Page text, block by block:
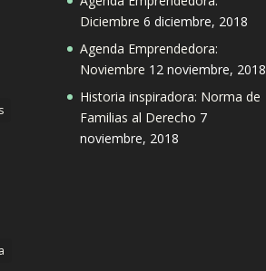
Diciembre 6 diciembre, 2018
Agenda Emprendedora:
Noviembre 12 noviembre, 2018
Historia inspiradora: Norma de
Familias al Derecho 7
noviembre, 2018